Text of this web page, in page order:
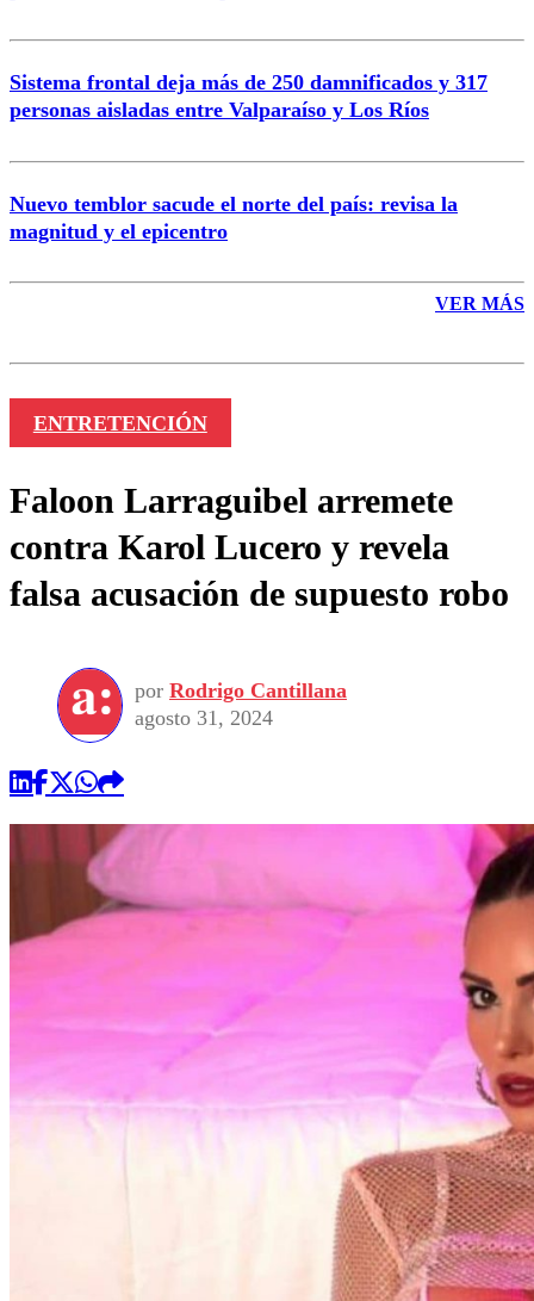
Sistema frontal deja más de 250 damnificados y 317
personas aisladas entre Valparaíso y Los Ríos
Nuevo temblor sacude el norte del país: revisa la
magnitud y el epicentro
VER MÁS
ENTRETENCIÓN
Faloon Larraguibel arremete
contra Karol Lucero y revela
falsa acusación de supuesto robo
por Rodrigo Cantillana
agosto 31, 2024